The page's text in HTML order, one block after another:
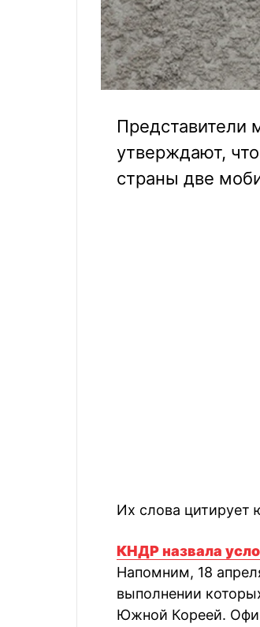
Представители
утверждают,
страны две
Их слова цитирует
КНДР назвала
Напомним, 18
выполнении
Южной Кореей.